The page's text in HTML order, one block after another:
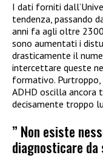
I dati forniti
tendenza, passando
anni fa agli oltre
sono aumentati i
drasticamente il
intercettare queste
formativo. Purtroppo,
ADHD oscilla ancora
decisamente troppo
” Non esiste
diagnosticare da